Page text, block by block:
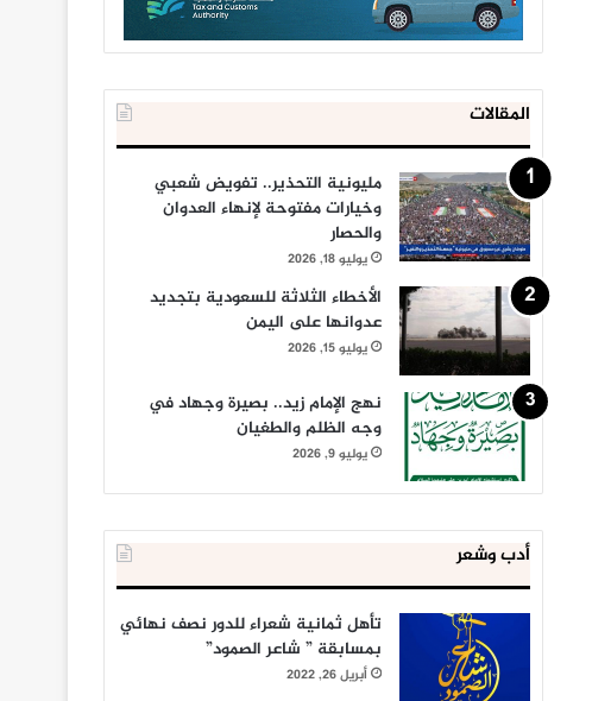
المقالات
مليونية التحذير.. تفويض شعبي
وخيارات مفتوحة لإنهاء العدوان
والحصار
يوليو 18, 2026
الأخطاء الثلاثة للسعودية بتجديد
عدوانها على اليمن
يوليو 15, 2026
نهج الإمام زيد.. بصيرة وجهاد في
وجه الظلم والطغيان
يوليو 9, 2026
أدب وشعر
تأهل ثمانية شعراء للدور نصف نهائي
بمسابقة ” شاعر الصمود”
أبريل 26, 2022